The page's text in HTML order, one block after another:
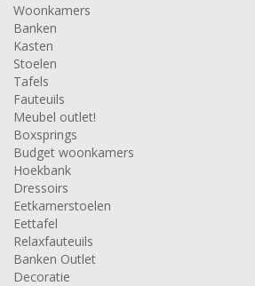
Woonkamers
Banken
Kasten
Stoelen
Tafels
Fauteuils
Meubel outlet!
Boxsprings
Budget woonkamers
Hoekbank
Dressoirs
Eetkamerstoelen
Eettafel
Relaxfauteuils
Banken Outlet
Decoratie